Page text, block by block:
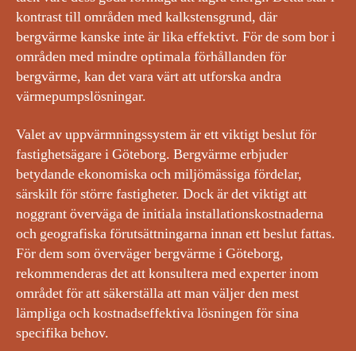
kontrast till områden med kalkstensgrund, där
bergvärme kanske inte är lika effektivt. För de som bor i
områden med mindre optimala förhållanden för
bergvärme, kan det vara värt att utforska andra
värmepumpslösningar.
Valet av uppvärmningssystem är ett viktigt beslut för
fastighetsägare i Göteborg. Bergvärme erbjuder
betydande ekonomiska och miljömässiga fördelar,
särskilt för större fastigheter. Dock är det viktigt att
noggrant överväga de initiala installationskostnaderna
och geografiska förutsättningarna innan ett beslut fattas.
För dem som överväger bergvärme i Göteborg,
rekommenderas det att konsultera med experter inom
området för att säkerställa att man väljer den mest
lämpliga och kostnadseffektiva lösningen för sina
specifika behov.